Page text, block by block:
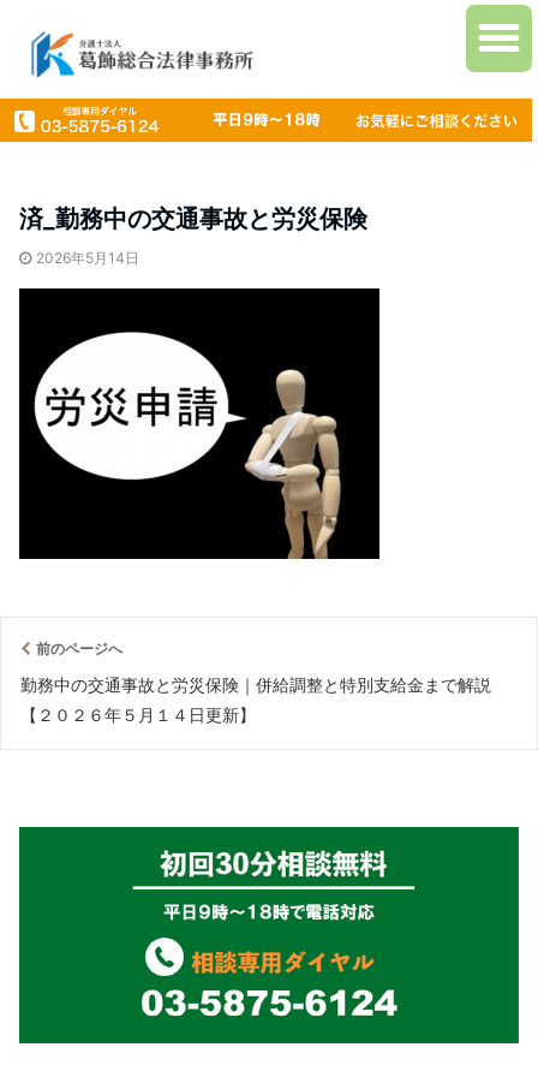
済_勤務中の交通事故と労災保険
2026年5月14日
前のページへ
勤務中の交通事故と労災保険｜併給調整と特別支給金まで解説
【２０２６年５月１４日更新】